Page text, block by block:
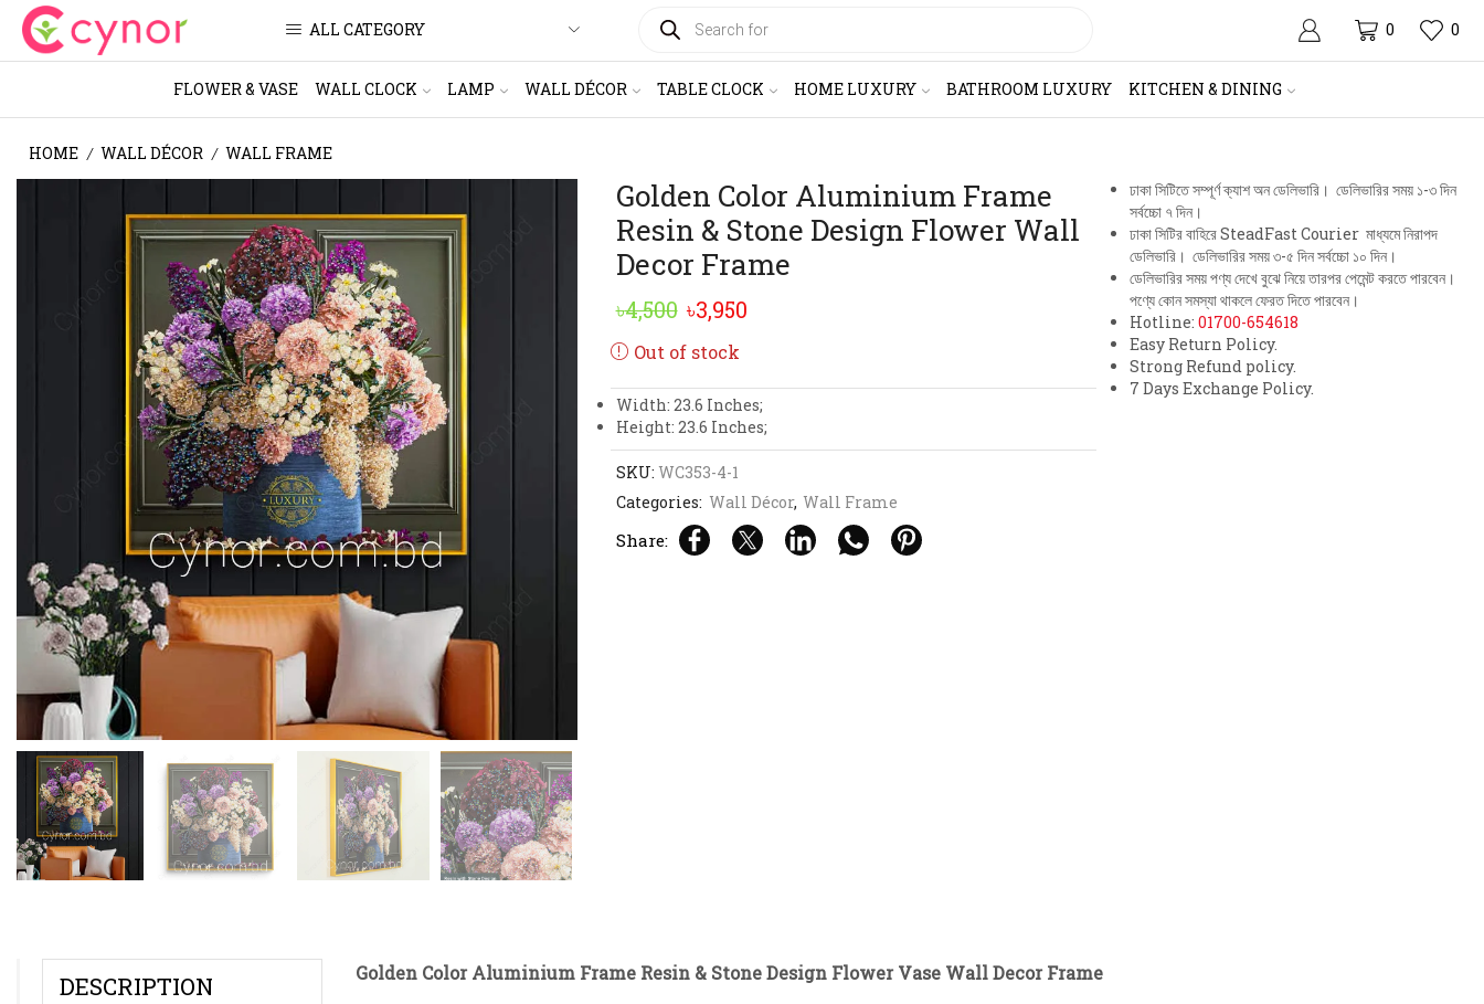
ALL CATEGORY SEARCH 0 0
FLOWER & VASE WALL CLOCK LAMP WALL DÉCOR TABLE CLOCK HOME LUXURY BATHROOM LUXURY KITCHEN & DINING
HOME / WALL DÉCOR / WALL FRAME
Golden Color Aluminium Frame
Resin & Stone Design Flower Wall
Decor Frame
৳4,500 Original
price
৳4,500.
৳3,950Current
৳3,950.
Out of stock
Width: 23.6 Inches;
Height: 23.6 Inches;
SKU: WC353-4-1
Categories: Wall Décor, Wall Frame
Share:
ঢাকা সিটিতে সম্পূর্ণ ক্যাশ অন ডেলিভারি। ডেলিভারির সময় ১-৩ দিন
সর্বচ্চো ৭ দিন।
ঢাকা সিটির বাহিরে SteadFast Courier মাধ্যমে নিরাপদ
ডেলিভারি। ডেলিভারির সময় ৩-৫ দিন সর্বচ্চো ১০ দিন।
ডেলিভারির সময় পণ্য দেখে বুঝে নিয়ে তারপর পেমেন্ট করতে পারবেন।
পণ্যে কোন সমস্যা থাকলে ফেরত দিতে পারবেন।
Hotline: 01700-654618
Easy Return Policy.
Strong Refund policy.
7 Days Exchange Policy.
DESCRIPTION Golden Color Aluminium Frame Resin & Stone Design Flower Vase Wall Decor Frame